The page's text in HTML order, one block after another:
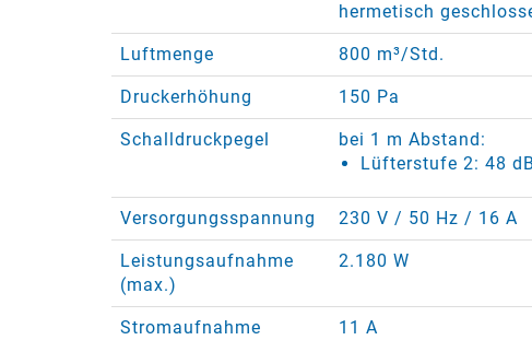
hermetisch
Luftmenge 800 m³/Std.
Druckerhöhung 150 Pa
Schalldruckpegel
bei 1 m Abstand:
Lüfterstufe 2: 48
Versorgungsspannung 230 V / 50 Hz / 16 A
Leistungsaufnahme
(max.)
2.180 W
Stromaufnahme
11 A